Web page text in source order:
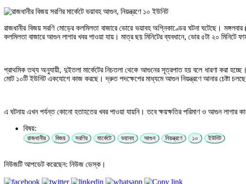
রাজধানীর বিজয় সরণি মোড়ের কলমিলতা বাজারে ভোরে ভয়াবহ অগ্নিকাণ্ডের ঘটনা ঘটেছে।
কলমিলতা বাজারে আগুন লাগার খবর পাওয়া যায়। মাত্র ছয় মিনিটের ব্যবধানে, ভোর ৫টা ২০ মিনিটে
প্রাথমিক তথ্য অনুযায়ী, দুইতলা মার্কেটের নিচতলা থেকে আগুনের সূত্রপাত হয় বলে ধারণা করা
মোট ১০টি ইউনিট একযোগে কাজ করছে। দ্রুত পদক্ষেপের মাধ্যমে আগুন নিয়ন্ত্রণে আনার চেষ্টা চলছে
এ ঘটনায় এখন পর্যন্ত কোনো হতাহতের খবর পাওয়া যায়নি। তবে ক্ষয়ক্ষতির পরিমাণ ও আগুন লাগার
বিষয়:
রাজধানীর বিজয় সরণির মার্কেটে ভয়াবহ আগুন নিয়ন্ত্রণে ১০ ইউনিট
নিউজটি আপডেট করেছেন: নিউজ ডেস্ক।